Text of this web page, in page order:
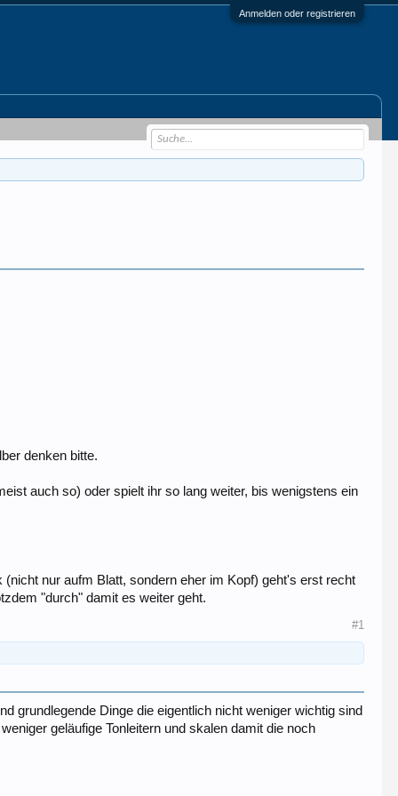
Anmelden oder registrieren
denken bitte.
auch so) oder spielt ihr so lang weiter, bis wenigstens ein
nur aufm Blatt, sondern eher im Kopf) geht's erst recht
"durch" damit es weiter geht.
#1
grundlegende Dinge die eigentlich nicht weniger wichtig sind
geläufige Tonleitern und skalen damit die noch